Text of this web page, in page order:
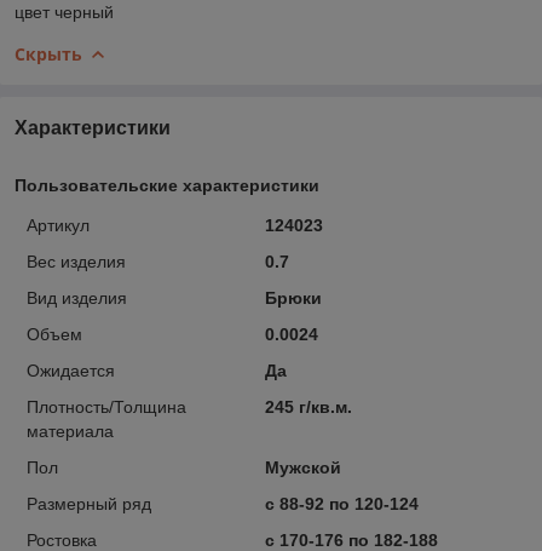
цвет черный
Скрыть
Характеристики
Пользовательские характеристики
Артикул
124023
Вес изделия
0.7
Вид изделия
Брюки
Объем
0.0024
Ожидается
Да
Плотность/Толщина
материала
245 г/кв.м.
Пол
Мужской
Размерный ряд
с 88-92 по 120-124
Ростовка
с 170-176 по 182-188